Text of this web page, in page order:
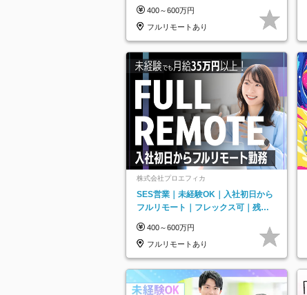
400～600万円
フルリモートあり
株式会社プロエフィカ
SES営業｜未経験OK｜入社初日から
フルリモート｜フレックス可｜残業
ー
400～600万円
フルリモートあり